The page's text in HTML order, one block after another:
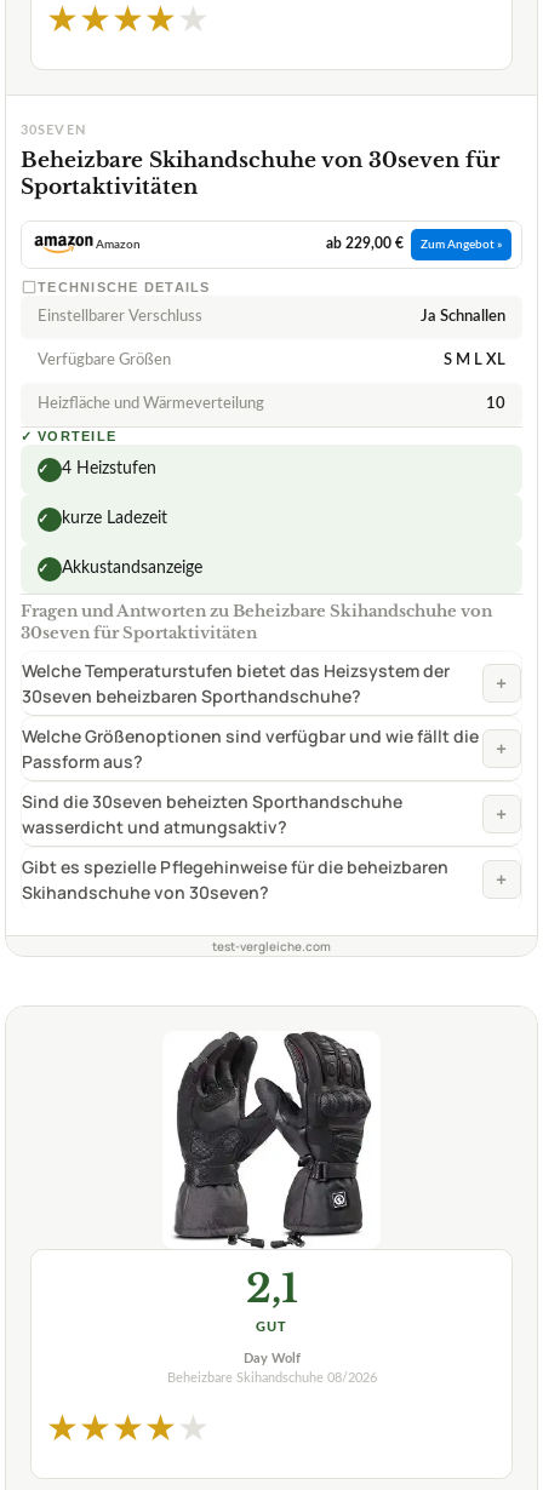
★★★★★
30SEVEN
Beheizbare Skihandschuhe von 30seven für
Sportaktivitäten
Amazon ab 229,00 € Zum Angebot »
TECHNISCHE DETAILS
Einstellbarer Verschluss Ja Schnallen
Verfügbare Größen S M L XL
Heizfläche und Wärmeverteilung 10
✓ VORTEILE
✓ 4 Heizstufen
✓ kurze Ladezeit
✓ Akkustandsanzeige
Fragen und Antworten zu Beheizbare Skihandschuhe von
30seven für Sportaktivitäten
Welche Temperaturstufen bietet das Heizsystem der
30seven beheizbaren Sporthandschuhe?
+
Welche Größenoptionen sind verfügbar und wie fällt die
Passform aus?
+
Sind die 30seven beheizten Sporthandschuhe
wasserdicht und atmungsaktiv?
+
Gibt es spezielle Pflegehinweise für die beheizbaren
Skihandschuhe von 30seven?
+
test-vergleiche.com
2,1
GUT
Day Wolf
Beheizbare Skihandschuhe 08/2026
★★★★★